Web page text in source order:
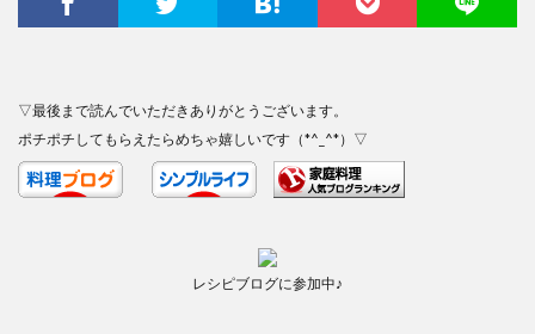
▽最後まで読んでいただきありがとうございます。
ポチポチしてもらえたらめちゃ嬉しいです（*^_^*）▽
レシピブログに参加中♪